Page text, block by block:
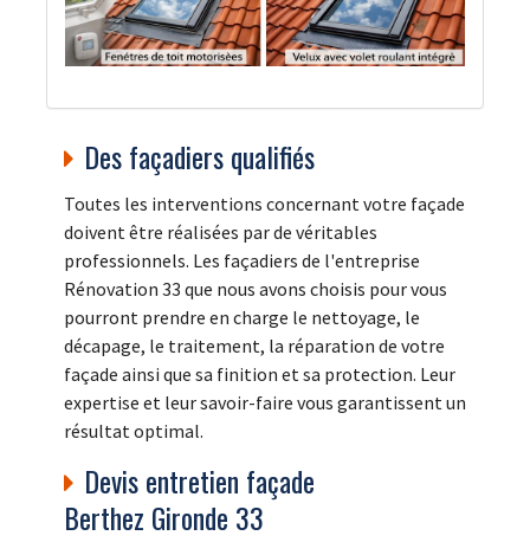
Des façadiers qualifiés
Toutes les interventions concernant votre façade
doivent être réalisées par de véritables
professionnels. Les façadiers de l'entreprise
Rénovation 33 que nous avons choisis pour vous
pourront prendre en charge le nettoyage, le
décapage, le traitement, la réparation de votre
façade ainsi que sa finition et sa protection. Leur
expertise et leur savoir-faire vous garantissent un
résultat optimal.
Devis entretien façade
Berthez Gironde 33